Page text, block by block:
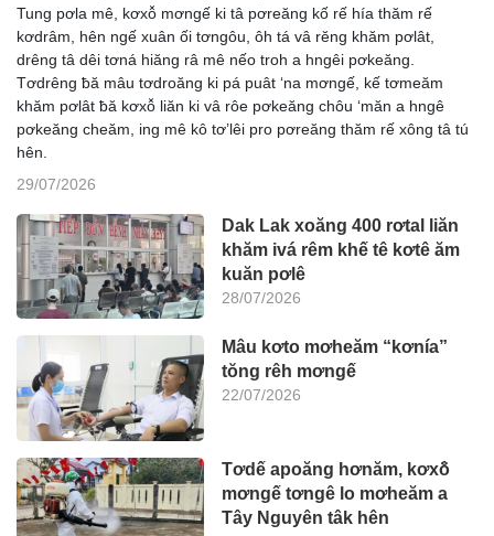
Tung pơla mê, kơxô̆ mơngế ki tâ pơreăng kố rế hía thăm rế
kơdrâm, hên ngế xuân ối tơngôu, ôh tá vâ rĕng khăm pơlât,
drêng tâ dêi tơná hiăng râ mê nếo troh a hngêi pơkeăng.
Tơdrêng ƀă mâu tơdroăng ki pá puât ‘na mơngế, kế tơmeăm
khăm pơlât ƀă kơxô̆ liăn ki vâ rôe pơkeăng chôu ‘măn a hngê
pơkeăng cheăm, ing mê kô tơ’lêi pro pơreăng thăm rế xông tâ tú
hên.
29/07/2026
Dak Lak xoăng 400 rơtal liăn
khăm ivá rêm khế tê kơtê ăm
kuăn pơlê
28/07/2026
Mâu kơto mơheăm “kơnía”
tŏng rêh mơngế
22/07/2026
Tơdế apoăng hơnăm, kơxô̆
mơngế tơngê lo mơheăm a
Tây Nguyên tâk hên